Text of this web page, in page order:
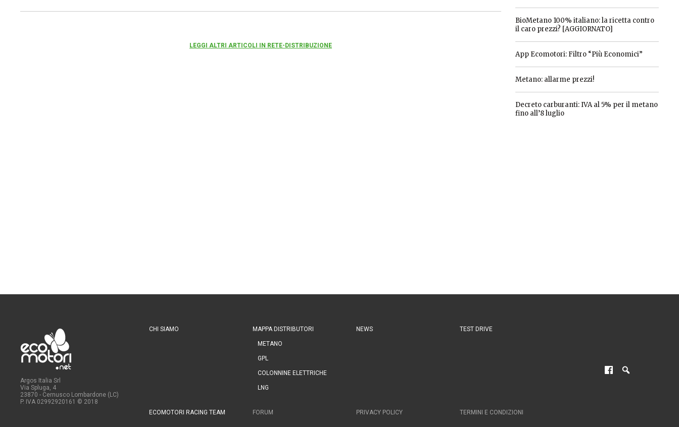
LEGGI ALTRI ARTICOLI IN RETE-DISTRIBUZIONE
BioMetano 100% italiano: la ricetta contro
il caro prezzi? [AGGIORNATO]
App Ecomotori: Filtro “Più Economici”
Metano: allarme prezzi!
Decreto carburanti: IVA al 5% per il metano
fino all’8 luglio
Argos Italia Srl
Via Spluga, 4
23870 - Cernusco Lombardone (LC)
P. IVA 02992920161 © 2018
CHI SIAMO MAPPA DISTRIBUTORI
METANO
GPL
COLONNINE ELETTRICHE
LNG
NEWS TEST DRIVE
ECOMOTORI RACING TEAM FORUM PRIVACY POLICY TERMINI E CONDIZIONI